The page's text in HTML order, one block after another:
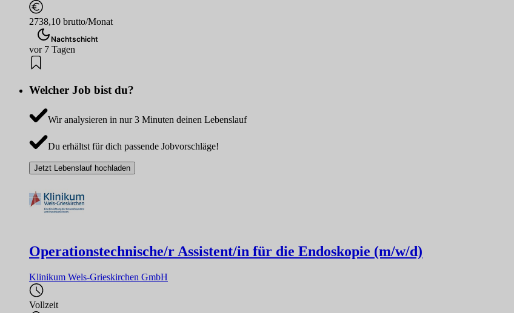
2738,10 brutto/Monat
Nachtschicht
vor 7 Tagen
Welcher Job bist du?
Wir analysieren in nur 3 Minuten deinen Lebenslauf
Du erhältst für dich passende Jobvorschläge!
Jetzt Lebenslauf hochladen
Operationstechnische/r Assistent/in für die Endoskopie (m/w/d)
Klinikum Wels-Grieskirchen GmbH
Vollzeit